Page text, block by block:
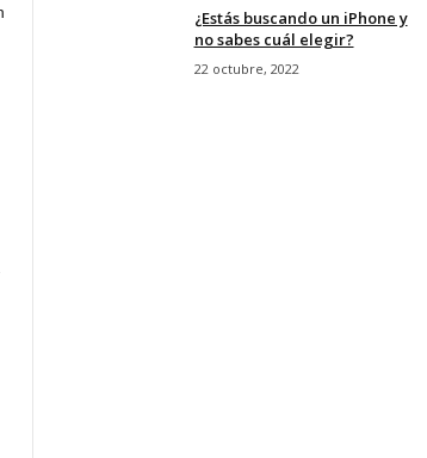
¿Estás buscando un iPhone y
no sabes cuál elegir?
22 octubre, 2022